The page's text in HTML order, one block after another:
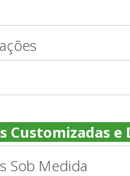
Customizadas e
Sob Medida